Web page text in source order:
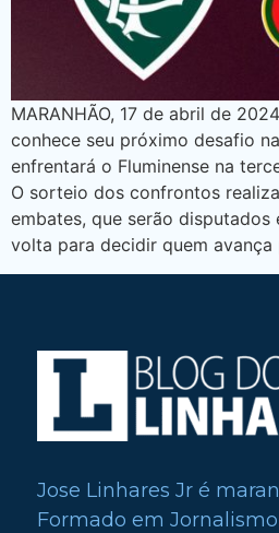
MARANHÃO, 17 de abril de
conhece seu próximo desafio
enfrentará o Fluminense na
O sorteio dos confrontos
embates, que serão
volta para decidir quem
Jose Linhares Jr é
Formado em